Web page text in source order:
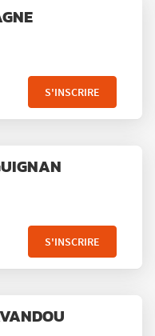
S'INSCRIRE
S'INSCRIRE